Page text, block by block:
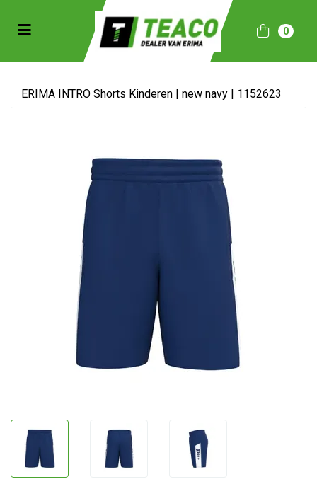
(Sportkleding)
(Collecties)
Toggle navigation 0
ERIMA INTRO Shorts Kinderen | new navy | 1152623